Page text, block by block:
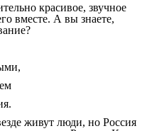
красивое, звучное
вместе. А вы знаете,
живут люди, но Россия